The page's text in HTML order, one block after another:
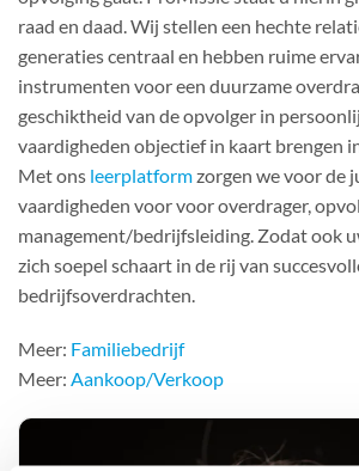
raad en daad. Wij stellen een hechte
generaties centraal en hebben ruime
instrumenten voor een duurzame
geschiktheid van de opvolger in
vaardigheden objectief in kaart brengen
Met ons leerplatformzorgen we voor de
vaardigheden voor voor overdrager,
management/bedrijfsleiding. Zodat ook
zich soepel schaart in de rij van
bedrijfsoverdrachten.
Meer: Familiebedrijf
Meer: Aankoop/Verkoop